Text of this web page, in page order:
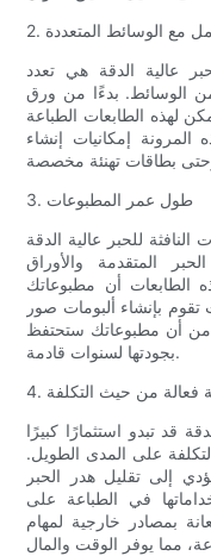
مع الوسائط المتعددة
عالية الدقة هي تعدد
من الوسائط. بدءًا من ورق
لهذه الطابعات الطباعة
إمكانيات إنشاء
3. طول عمر المطبوعات
النافثة للحبر عالية الدقة
المتقدمة والأوراق
الطابعات أن مطبوعاتك
تقوم بإنشاء ألبومات صور
من أن مطبوعاتك ستحتفظ
بجودتها لسنوات قادمة.
فعالة من حيث التكلفة
قد تبدو استثمارًا كبيرًا
على المدى الطويل.
إلى تقليل هدر الحبر
في الطباعة على
بمصادر خارجية لمهام